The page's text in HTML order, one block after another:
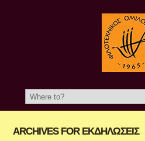
ARCHIVES FOR ΕΚΔΗΛΏΣΕΙΣ